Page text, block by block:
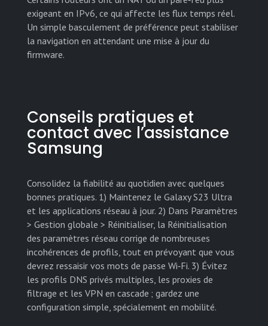
exigeant en IPv6, ce qui affecte les flux temps réel.
Un simple basculement de préférence peut stabiliser
la navigation en attendant une mise à jour du
firmware.
Conseils pratiques et
contact avec l’assistance
Samsung
Consolidez la fiabilité au quotidien avec quelques
bonnes pratiques. 1) Maintenez le Galaxy S23 Ultra
et les applications réseau à jour. 2) Dans Paramètres
> Gestion globale > Réinitialiser, la Réinitialisation
des paramètres réseau corrige de nombreuses
incohérences de profils, tout en prévoyant que vous
devrez ressaisir vos mots de passe Wi‑Fi. 3) Évitez
les profils DNS privés multiples, les proxies de
filtrage et les VPN en cascade ; gardez une
configuration simple, spécialement en mobilité.